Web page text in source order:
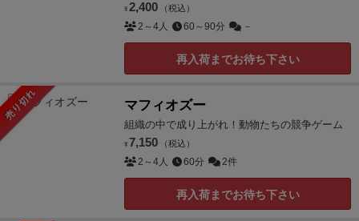
¥ 2,400 （税込）
2～4人 60～90分 －
再入荷までお待ち下さい
売り切れ マフィオズー
組織の中で成り上がれ！動物たちの競争ゲーム
¥ 7,150 （税込）
2～4人 60分 2件
再入荷までお待ち下さい